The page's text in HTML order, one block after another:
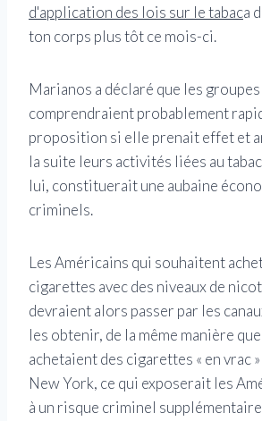
d'application des lois sur le tabaca
ton corps plus tôt ce mois-ci.
Marianos a déclaré que les
comprendraient probablement
proposition si elle prenait effet et
la suite leurs activités liées au
lui, constituerait une aubaine
criminels.
Les Américains qui souhaitent
cigarettes avec des niveaux de
devraient alors passer par les
les obtenir, de la même manière
achetaient des cigarettes « en vrac
New York, ce qui exposerait les
à un risque criminel